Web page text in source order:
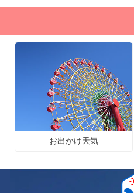
お出かけ天気